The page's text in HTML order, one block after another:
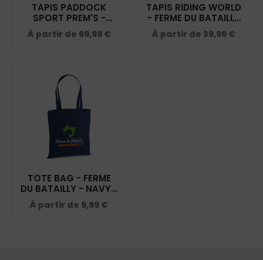
TAPIS PADDOCK
SPORT PREM'S -
FERME DU BATAILLY -
NAVY - 20474
À partir de 69,99 €
TAPIS RIDING WORLD
- FERME DU BATAILLY
- NAVY - 20453
À partir de 39,99 €
TOTE BAG - FERME
DU BATAILLY - NAVY -
WM101
À partir de 9,99 €